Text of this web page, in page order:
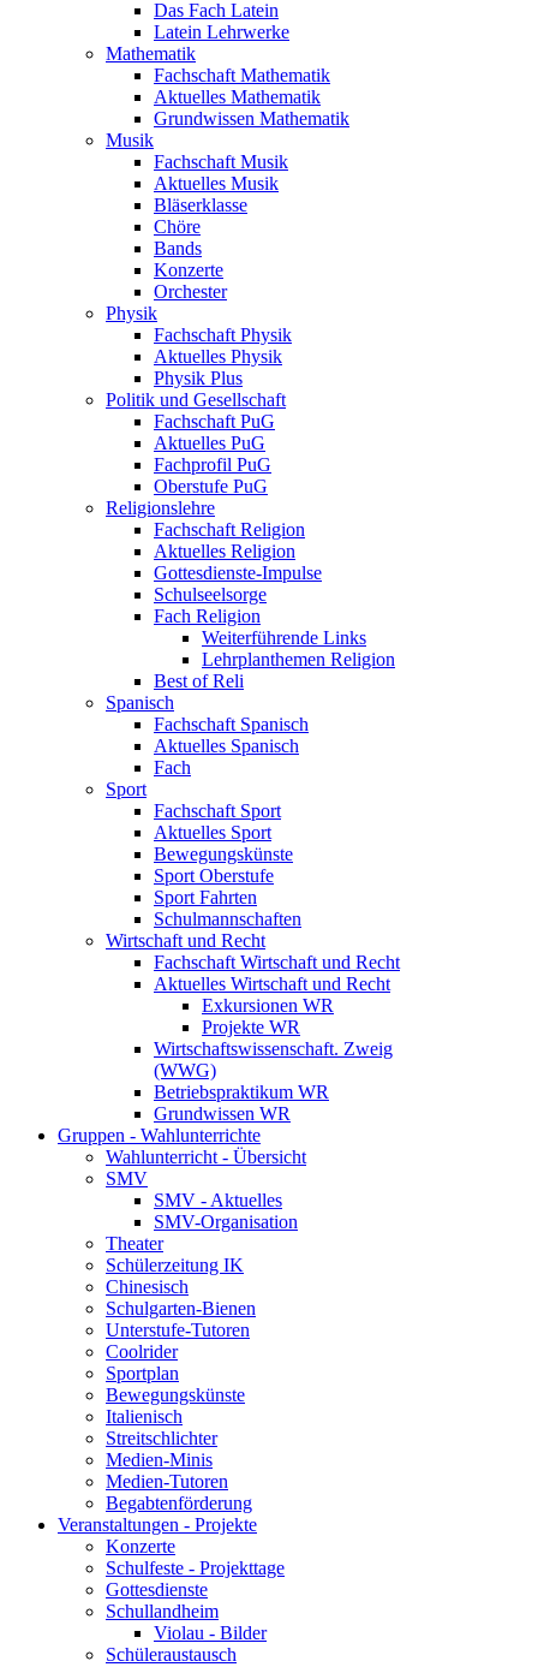
Das Fach Latein
Latein Lehrwerke
Mathematik
Fachschaft Mathematik
Aktuelles Mathematik
Grundwissen Mathematik
Musik
Fachschaft Musik
Aktuelles Musik
Bläserklasse
Chöre
Bands
Konzerte
Orchester
Physik
Fachschaft Physik
Aktuelles Physik
Physik Plus
Politik und Gesellschaft
Fachschaft PuG
Aktuelles PuG
Fachprofil PuG
Oberstufe PuG
Religionslehre
Fachschaft Religion
Aktuelles Religion
Gottesdienste-Impulse
Schulseelsorge
Fach Religion
Weiterführende Links
Lehrplanthemen Religion
Best of Reli
Spanisch
Fachschaft Spanisch
Aktuelles Spanisch
Fach
Sport
Fachschaft Sport
Aktuelles Sport
Bewegungskünste
Sport Oberstufe
Sport Fahrten
Schulmannschaften
Wirtschaft und Recht
Fachschaft Wirtschaft und Recht
Aktuelles Wirtschaft und Recht
Exkursionen WR
Projekte WR
Wirtschaftswissenschaft. Zweig
(WWG)
Betriebspraktikum WR
Grundwissen WR
Gruppen - Wahlunterrichte
Wahlunterricht - Übersicht
SMV
SMV - Aktuelles
SMV-Organisation
Theater
Schülerzeitung IK
Chinesisch
Schulgarten-Bienen
Unterstufe-Tutoren
Coolrider
Sportplan
Bewegungskünste
Italienisch
Streitschlichter
Medien-Minis
Medien-Tutoren
Begabtenförderung
Veranstaltungen - Projekte
Konzerte
Schulfeste - Projekttage
Gottesdienste
Schullandheim
Violau - Bilder
Schüleraustausch